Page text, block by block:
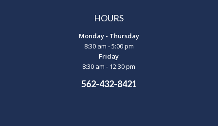
HOURS
Monday - Thursday
8:30 am - 5:00 pm
Friday
8:30 am - 12:30 pm
562-432-8421